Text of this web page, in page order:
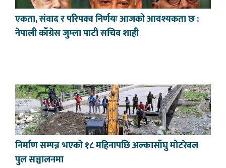
एकता, संवाद र परिपक्व निर्णयः आजको आवश्यकता छ :
नेपाली काँग्रेस जुम्ला पाटी सचिव शाही
निर्माण सम्पन्न भएको १८ महिनापछि अल्कासाँघु मोटरेबल
पुल सञ्चालनमा